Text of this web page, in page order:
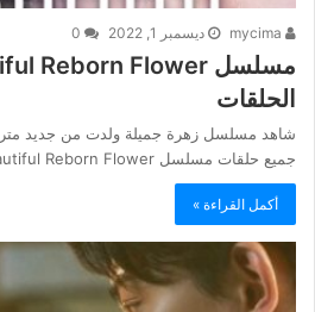
ديسمبر 1, 2022
الحلقات
جميع حلقات مسلسل Beautiful Reborn Flower بسيرفرات كثيرة…
أكمل القراءة »